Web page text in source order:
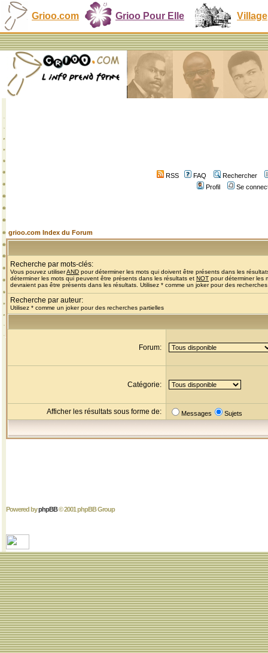
Grioo.com Grioo Pour Elle Village
RSS FAQ
Rechercher
Profil
Se
grioo.com Index du Forum
Recherche par mots-clés:
Vous pouvez utiliserAND pour déterminer les mots qui doivent être présents dans les
déterminer les mots qui peuvent être présents dans les résultats et NOT pour déterminer les
devraient pas être présents dans les résultats. Utilisez * comme un joker pour des
Recherche par auteur:
Utilisez * comme un joker pour des recherches partielles
Forum:
Catégorie:
Afficher les résultats sous forme de: Messages Sujets
Powered byphpBB© 2001 phpBB Group